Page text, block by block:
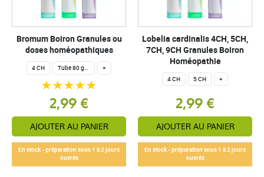
Bromum Boiron Granules ou
doses homéopathiques
4 CH Tube 80 granules homéopathiques 4 g. +
2,99 €
AJOUTER AU PANIER
En stock - préparation sous 1 à 2 jours
ouvrés
Lobelia cardinalis 4CH, 5CH,
7CH, 9CH Granules Boiron
Homéopathie
4 CH 5 CH +
2,99 €
AJOUTER AU PANIER
En stock - préparation sous 1 à 2 jours
ouvrés